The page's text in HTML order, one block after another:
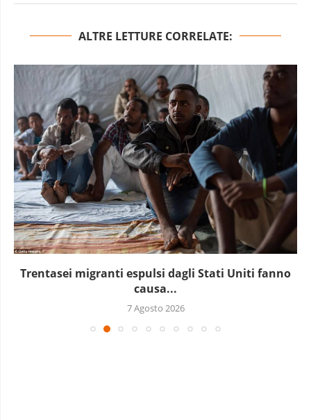
ALTRE LETTURE CORRELATE:
Trentasei migranti espulsi dagli Stati Uniti fanno
causa...
7 Agosto 2026